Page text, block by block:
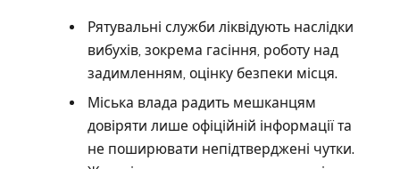
Рятувальні служби ліквідують наслідки
вибухів, зокрема гасіння, роботу над
задимленням, оцінку безпеки місця.
Міська влада радить мешканцям
довіряти лише офіційній інформації та
не поширювати непідтверджені чутки.